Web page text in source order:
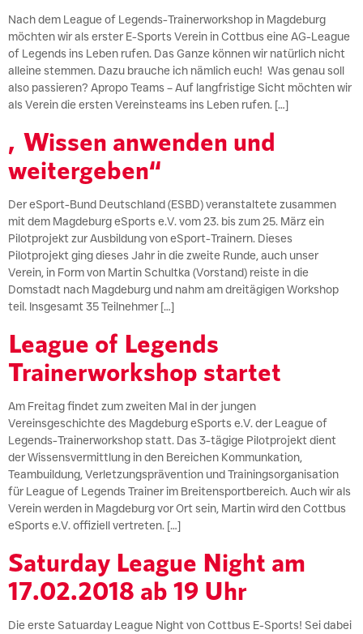
Nach dem League of Legends-Trainerworkshop in Magdeburg
möchten wir als erster E-Sports Verein in Cottbus eine AG-League
of Legends ins Leben rufen. Das Ganze können wir natürlich nicht
alleine stemmen. Dazu brauche ich nämlich euch! Was genau soll
also passieren? Apropo Teams – Auf langfristige Sicht möchten wir
als Verein die ersten Vereinsteams ins Leben rufen. […]
„Wissen anwenden und
weitergeben“
Der eSport-Bund Deutschland (ESBD) veranstaltete zusammen
mit dem Magdeburg eSports e.V. vom 23. bis zum 25. März ein
Pilotprojekt zur Ausbildung von eSport-Trainern. Dieses
Pilotprojekt ging dieses Jahr in die zweite Runde, auch unser
Verein, in Form von Martin Schultka (Vorstand) reiste in die
Domstadt nach Magdeburg und nahm am dreitägigen Workshop
teil. Insgesamt 35 Teilnehmer […]
League of Legends
Trainerworkshop startet
Am Freitag findet zum zweiten Mal in der jungen
Vereinsgeschichte des Magdeburg eSports e.V. der League of
Legends-Trainerworkshop statt. Das 3-tägige Pilotprojekt dient
der Wissensvermittlung in den Bereichen Kommunkation,
Teambuildung, Verletzungsprävention und Trainingsorganisation
für League of Legends Trainer im Breitensportbereich. Auch wir als
Verein werden in Magdeburg vor Ort sein, Martin wird den Cottbus
eSports e.V. offiziell vertreten. […]
Saturday League Night am
17.02.2018 ab 19 Uhr
Die erste Satuarday League Night von Cottbus E-Sports! Sei dabei